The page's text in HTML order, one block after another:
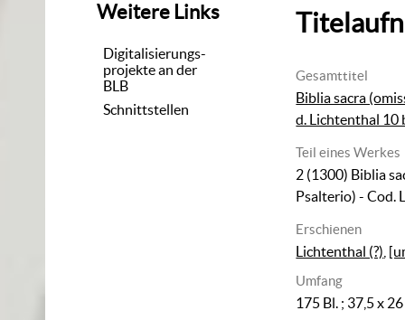
Weitere Links
Digitalisierungs-
projekte an der
BLB
Schnittstellen
Gesamttitel
Biblia sacra
d. Lichtenthal 10
Teil eines Werkes
2 (1300) Biblia
Psalterio) - Cod.
Erschienen
Lichtenthal (?)
Umfang
175 Bl. ; 37,5 x